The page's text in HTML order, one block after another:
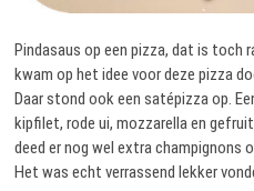
Pindasaus op een pizza, dat is toch
kwam op het idee voor deze pizza
Daar stond ook een satépizza op.
kipfilet, rode ui, mozzarella en
deed er nog wel extra champignons
Het was echt verrassend lekker